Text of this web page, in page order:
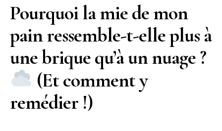
Pourquoi la mie de mon
pain ressemble-t-elle plus à
une brique qu’à un nuage ?
(Et comment y
remédier !)